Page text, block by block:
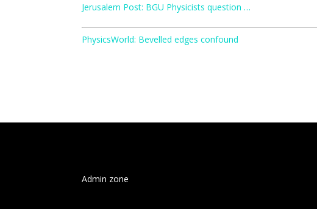
Jerusalem Post: BGU Physicists question …
PhysicsWorld: Bevelled edges confound
Admin zone